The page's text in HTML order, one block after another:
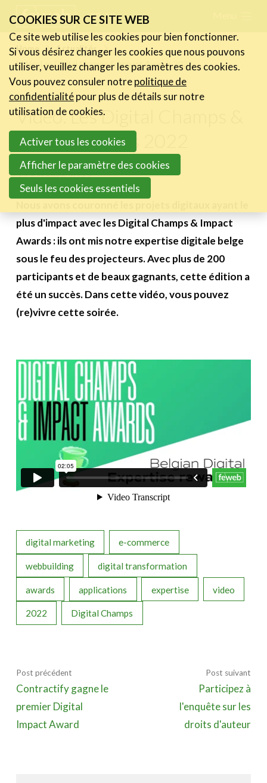
links
Jump
to
navigation
Jump
main
content
FR NL
Home
Actualités
Vidéo: Les Digital Champs & Impact Awards 2022
Vidéo: Les Digital Champs &
Impact Awards 2022
27 octobre 2022
plus d'impact avec les Digital Champs & Impact
Awards : ils ont mis notre expertise digitale belge
sous le feu des projecteurs. Avec plus de 200
participants et de beaux gagnants, cette édition a
été un succès. Dans cette vidéo, vous pouvez
(re)vivre cette soirée.
digital marketing e-commerce
webbuilding digital transformation
awards applications expertise video
2022 Digital Champs
Post précédent
Contractify gagne le
premier Digital
Impact Award
Post suivant
Participez à
l'enquête sur les
droits d'auteur
Actualités
Les nouvelles du secteur
Les FeWeb Vidéos
Les Cases des membres
Activités
Cases Gallery
Le Toolbox
A propos
Become a member
COOKIES SUR CE SITE WEB
Ce site web utilise les cookies pour bien fonctionner.
Si vous désirez changer les cookies que nous pouvons
utiliser, veuillez changer les paramètres des cookies.
Vous pouvez consuler notrepolitique de
confidentialitépour plus de détails sur notre
utilisation de cookies.
Activer tous les cookies
Afficher le paramètre des cookies
Seuls les cookies essentiels